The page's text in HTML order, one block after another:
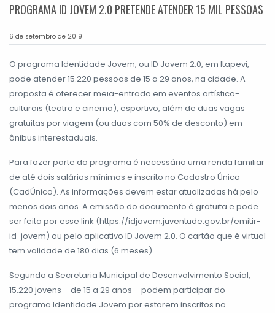
PROGRAMA ID JOVEM 2.0 PRETENDE ATENDER 15 MIL PESSOAS
6 de setembro de 2019
O programa Identidade Jovem, ou ID Jovem 2.0, em Itapevi,
pode atender 15.220 pessoas de 15 a 29 anos, na cidade. A
proposta é oferecer meia-entrada em eventos artístico-
culturais (teatro e cinema), esportivo, além de duas vagas
gratuitas por viagem (ou duas com 50% de desconto) em
ônibus interestaduais.
Para fazer parte do programa é necessária uma renda familiar
de até dois salários mínimos e inscrito no Cadastro Único
(CadÚnico). As informações devem estar atualizadas há pelo
menos dois anos. A emissão do documento é gratuita e pode
ser feita por esse link (https://idjovem.juventude.gov.br/emitir-
id-jovem) ou pelo aplicativo ID Jovem 2.0. O cartão que é virtual
tem validade de 180 dias (6 meses).
Segundo a Secretaria Municipal de Desenvolvimento Social,
15.220 jovens – de 15 a 29 anos – podem participar do
programa Identidade Jovem por estarem inscritos no